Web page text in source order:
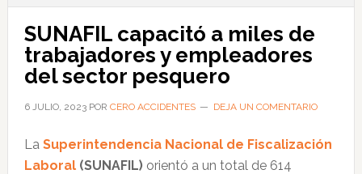
SUNAFIL capacitó a miles de
trabajadores y empleadores
del sector pesquero
6 JULIO, 2023POR CERO ACCIDENTES DEJA UN COMENTARIO
La Superintendencia Nacional de Fiscalización
Laboral(SUNAFIL)orientó a un total de 614